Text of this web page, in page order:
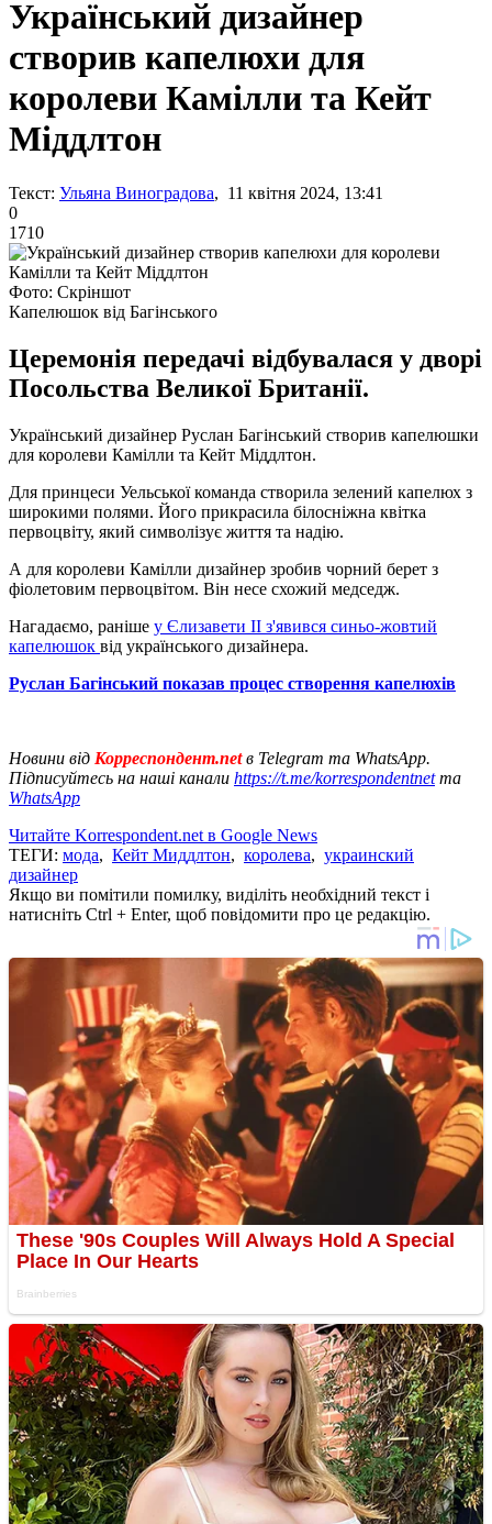
Український дизайнер
створив капелюхи для
королеви Камілли та Кейт
Міддлтон
Текст: Ульяна Виноградова, 11 квітня 2024, 13:41
0
1710
Фото: Скріншот
Капелюшок від Багінського
Церемонія передачі відбувалася у дворі
Посольства Великої Британії.
Український дизайнер Руслан Багінський створив капелюшки
для королеви Камілли та Кейт Міддлтон.
Для принцеси Уельської команда створила зелений капелюх з
широкими полями. Його прикрасила білосніжна квітка
первоцвіту, який символізує життя та надію.
А для королеви Камілли дизайнер зробив чорний берет з
фіолетовим первоцвітом. Він несе схожий медседж.
Нагадаємо, раніше у Єлизавети II з'явився синьо-жовтий
капелюшок від українського дизайнера.
Руслан Багінський показав процес створення капелюхів
Новини від Корреспондент.netв Telegram та WhatsApp.
Підписуйтесь на наші канали https://t.me/korrespondentnetта
WhatsApp
Читайте Korrespondent.net в Google News
ТЕГИ: мода, Кейт Миддлтон, королева, украинский
дизайнер
Якщо ви помітили помилку, виділіть необхідний текст і
натисніть Ctrl + Enter, щоб повідомити про це редакцію.